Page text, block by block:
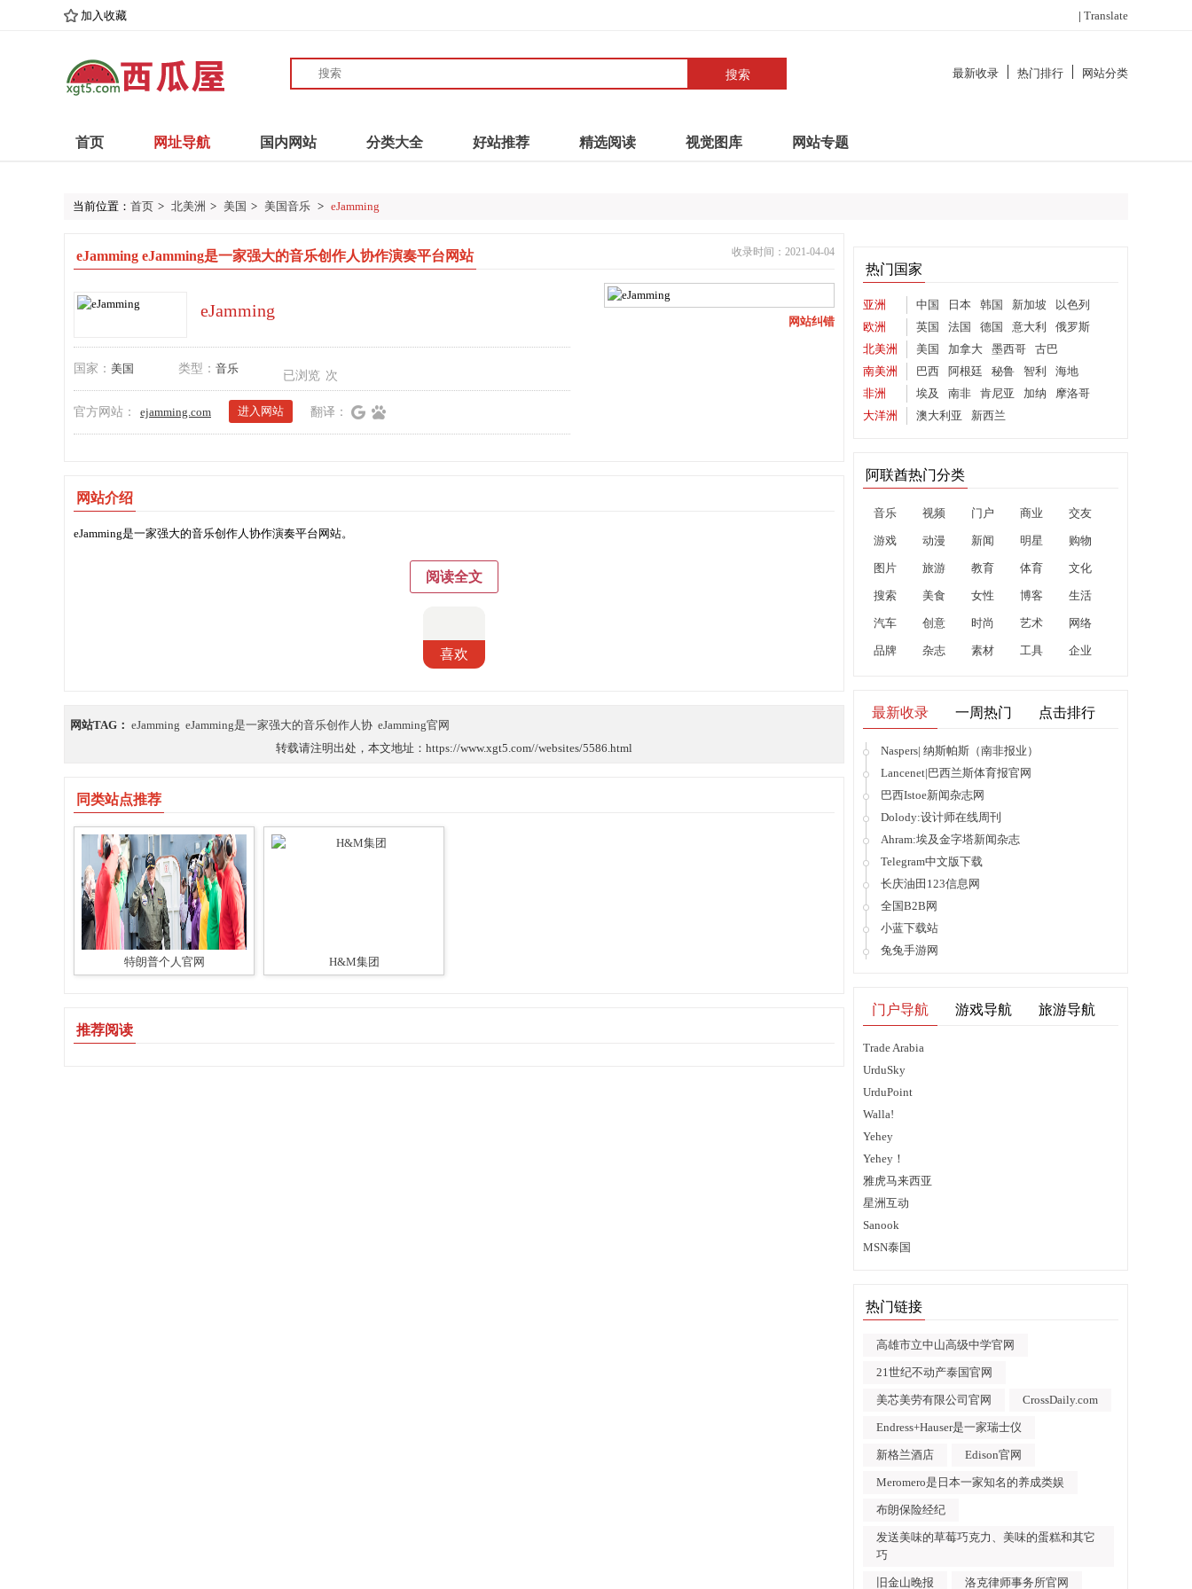
加入收藏 | Translate
搜索 最新收录 热门排行 网站分类
首页 网址导航 国内网站 分类大全 好站推荐 精选阅读 视觉图库 网站专题
当前位置： 首页 > 北美洲 > 美国 > 美国音乐 > eJamming
eJamming eJamming是一家强大的音乐创作人协作演奏平台网站 收录时间：2021-04-04
eJamming
国家： 美国 类型： 音乐
已浏览 次
官方网站： ejamming.com 进入网站 翻译：
网站纠错
网站介绍
eJamming是一家强大的音乐创作人协作演奏平台网站。
阅读全文
喜欢
网站TAG： eJamming eJamming是一家强大的音乐创作人协 eJamming官网
转载请注明出处，本文地址：https://www.xgt5.com//websites/5586.html
同类站点推荐
特朗普个人官网 H&M集团
推荐阅读
热门国家
亚洲 中国 日本 韩国 新加坡
以色列
欧洲
英国 法国 德国 意大利
俄罗斯
北美洲
美国 加拿大 墨西哥
古巴
南美洲
巴西 阿根廷 秘鲁 智利
海地
非洲
埃及 南非 肯尼亚 加纳
摩洛哥
大洋洲
澳大利亚 新西兰
阿联酋热门分类
音乐 视频 门户 商业 交友
游戏 动漫 新闻 明星 购物
图片 旅游 教育 体育 文化
搜索 美食 女性 博客 生活
汽车 创意 时尚 艺术 网络
品牌 杂志 素材 工具 企业
最新收录 一周热门 点击排行
Naspers| 纳斯帕斯（南非报业）
Lancenet|巴西兰斯体育报官网
巴西Istoe新闻杂志网
Dolody:设计师在线周刊
Ahram:埃及金字塔新闻杂志
Telegram中文版下载
长庆油田123信息网
全国B2B网
小蓝下载站
兔兔手游网
门户导航 游戏导航 旅游导航
Trade Arabia
UrduSky
UrduPoint
Walla!
Yehey
Yehey！
雅虎马来西亚
星洲互动
Sanook
MSN泰国
热门链接
高雄市立中山高级中学官网
21世纪不动产泰国官网
美芯美劳有限公司官网 CrossDaily.com
Endress+Hauser是一家瑞士仪
新格兰酒店 Edison官网
Meromero是日本一家知名的养成类娱
布朗保险经纪
发送美味的草莓巧克力、美味的蛋糕和其它
巧
旧金山晚报 洛克律师事务所官网